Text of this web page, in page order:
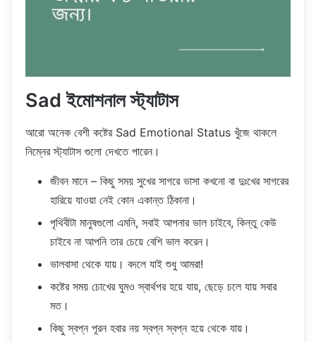
Sad ইমোশনাল স্ট্যাটাস
আরো অনেক বেশী কষ্টের Sad Emotional Status খুঁজে থাকলে
নিম্নের স্ট্যাটাস গুলো দেখতে পারেন।
জীবন মানে – কিছু সময় সুখের সাগরে ভাসা কখনো বা দুঃখের সাগরের
হারিয়ে যাওয়া নেই কোন একান্ত ঠিকানা।
পৃথিবীটা মানুষগুলো এমনি, সবাই আপনার ভাল চাইবে, কিন্তু কেউ
চাইবে না আপনি তার চেয়ে বেশি ভাল করেন।
ভালবাসা থেকে যায়। বদলে যাই শুধু আমরা!
কষ্টের সময় চোখের ঘুমও স্বার্থপর হয়ে যায়, ছেড়ে চলে যায় সবার
মত।
কিছু স্বপ্ন পূরন হবার নয় স্বপ্ন স্বপ্ন হয়ে থেকে যায়।